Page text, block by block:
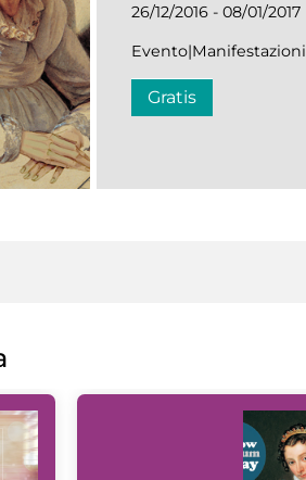
26/12/2016 - 08/01/2017
Evento|Manifestazioni
Gratis